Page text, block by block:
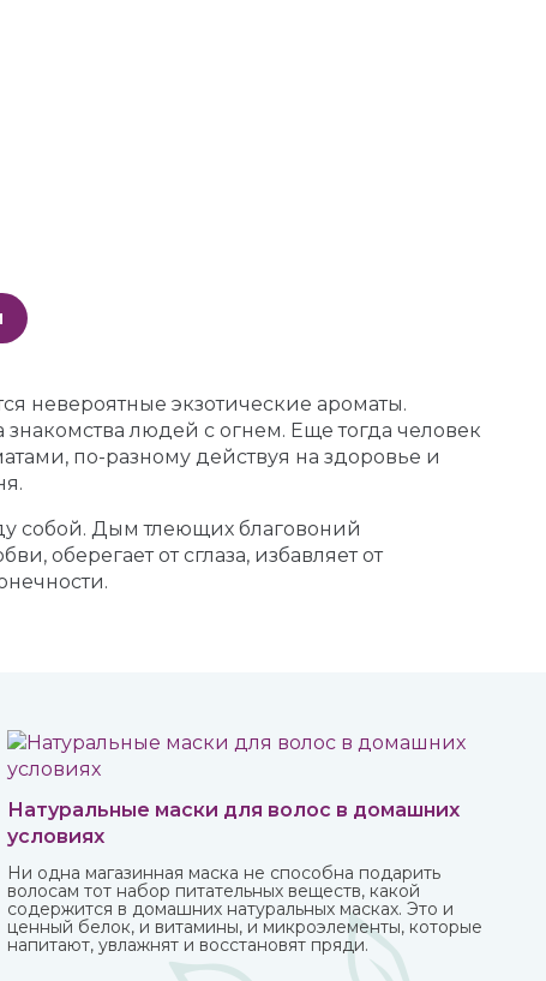
невероятные экзотические ароматы.
людей с огнем. Еще тогда человек
по-разному действуя на здоровье и
собой. Дым тлеющих благовоний
оберегает от сглаза, избавляет от
Натуральные маски для волос в домашних
условиях
Ни одна магазинная маска не способна подарить
волосам тот набор питательных веществ, какой
содержится в домашних натуральных масках. Это и
ценный белок, и витамины, и микроэлементы, которые
напитают, увлажнят и восстановят пряди.